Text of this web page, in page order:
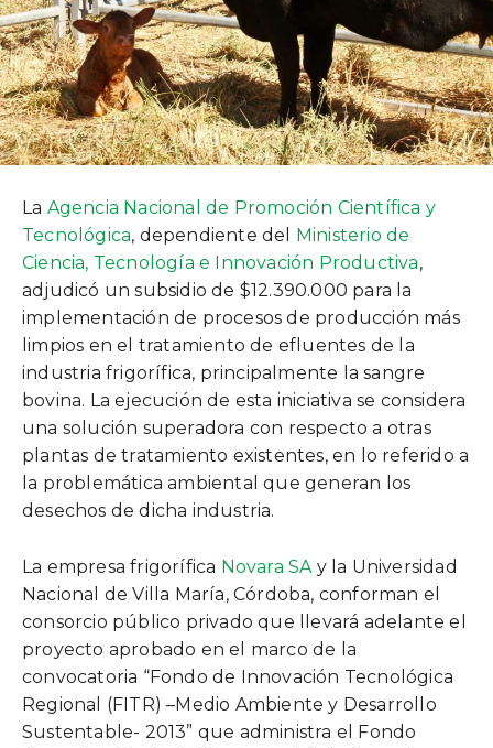
La Agencia Nacional de Promoción Científica y
Tecnológica, dependiente del Ministerio de
Ciencia, Tecnología e Innovación Productiva,
adjudicó un subsidio de $12.390.000 para la
implementación de procesos de producción más
limpios en el tratamiento de efluentes de la
industria frigorífica, principalmente la sangre
bovina. La ejecución de esta iniciativa se considera
una solución superadora con respecto a otras
plantas de tratamiento existentes, en lo referido a
la problemática ambiental que generan los
desechos de dicha industria.
La empresa frigorífica Novara SAy la Universidad
Nacional de Villa María, Córdoba, conforman el
consorcio público privado que llevará adelante el
proyecto aprobado en el marco de la
convocatoria “Fondo de Innovación Tecnológica
Regional (FITR) –Medio Ambiente y Desarrollo
Sustentable- 2013” que administra el Fondo